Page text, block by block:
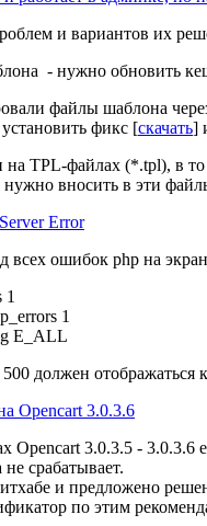
и вариантов их
- нужно обновить
файлы шаблона
фикс [скачать]
TPL-файлах (*.tpl), в
вносить в эти
Error
ошибок php на
1
1
E_ALL
должен
Opencart 3.0.3.6
Opencart 3.0.3.5 - 3.0.3.6
срабатывает.
и предложено
по этим